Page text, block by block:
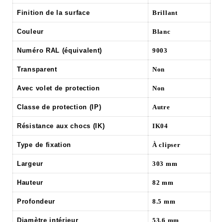
Finition de la surface Brillant
Couleur Blanc
Numéro RAL (équivalent) 9003
Transparent Non
Avec volet de protection Non
Classe de protection (IP) Autre
Résistance aux chocs (IK) IK04
Type de fixation À clipser
Largeur 303 mm
Hauteur 82 mm
Profondeur 8.5 mm
Diamètre intérieur 53.6 mm